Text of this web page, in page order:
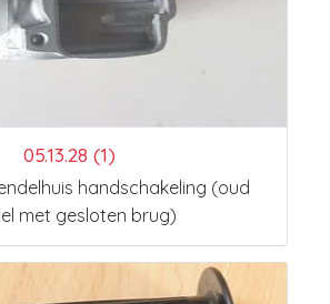
05.13.28 (1)
handschakeling (oud
met gesloten brug)